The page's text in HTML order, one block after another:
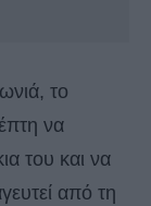
το
να
του και να
από τη